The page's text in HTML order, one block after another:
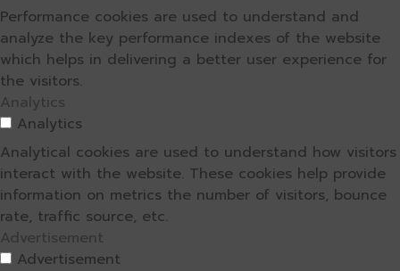
Performance cookies are used to understand and
analyze the key performance indexes of the website
which helps in delivering a better user experience for
the visitors.
Analytics
Analytics
Analytical cookies are used to understand how visitors
interact with the website. These cookies help provide
information on metrics the number of visitors, bounce
rate, traffic source, etc.
Advertisement
Advertisement